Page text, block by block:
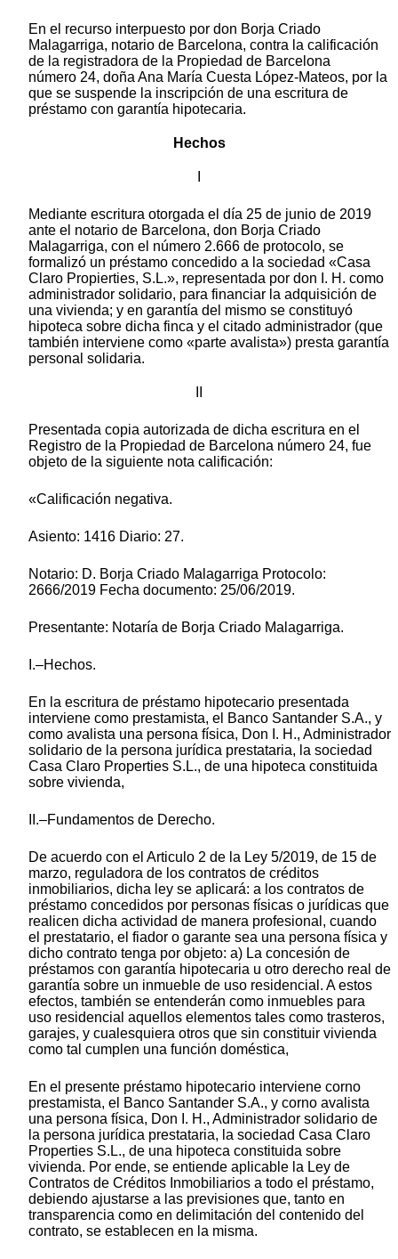
En el recurso interpuesto por don Borja Criado
Malagarriga, notario de Barcelona, contra la calificación
de la registradora de la Propiedad de Barcelona
número 24, doña Ana María Cuesta López-Mateos, por la
que se suspende la inscripción de una escritura de
préstamo con garantía hipotecaria.
Hechos
Mediante escritura otorgada el día 25 de junio de 2019
ante el notario de Barcelona, don Borja Criado
Malagarriga, con el número 2.666 de protocolo, se
formalizó un préstamo concedido a la sociedad «Casa
Claro Propierties, S.L.», representada por don I. H. como
administrador solidario, para financiar la adquisición de
una vivienda; y en garantía del mismo se constituyó
hipoteca sobre dicha finca y el citado administrador (que
también interviene como «parte avalista») presta garantía
personal solidaria.
Presentada copia autorizada de dicha escritura en el
Registro de la Propiedad de Barcelona número 24, fue
objeto de la siguiente nota calificación:
«Calificación negativa.
Asiento: 1416 Diario: 27.
Notario: D. Borja Criado Malagarriga Protocolo:
2666/2019 Fecha documento: 25/06/2019.
Presentante: Notaría de Borja Criado Malagarriga.
I.–Hechos.
En la escritura de préstamo hipotecario presentada
interviene como prestamista, el Banco Santander S.A., y
como avalista una persona física, Don I. H., Administrador
solidario de la persona jurídica prestataria, la sociedad
Casa Claro Properties S.L., de una hipoteca constituida
sobre vivienda,
II.–Fundamentos de Derecho.
De acuerdo con el Articulo 2 de la Ley 5/2019, de 15 de
marzo, reguladora de los contratos de créditos
inmobiliarios, dicha ley se aplicará: a los contratos de
préstamo concedidos por personas físicas o jurídicas que
realicen dicha actividad de manera profesional, cuando
el prestatario, el fiador o garante sea una persona física y
dicho contrato tenga por objeto: a) La concesión de
préstamos con garantía hipotecaria u otro derecho real de
garantía sobre un inmueble de uso residencial. A estos
efectos, también se entenderán como inmuebles para
uso residencial aquellos elementos tales como trasteros,
garajes, y cualesquiera otros que sin constituir vivienda
como tal cumplen una función doméstica,
En el presente préstamo hipotecario interviene corno
prestamista, el Banco Santander S.A., y corno avalista
una persona física, Don I. H., Administrador solidario de
la persona jurídica prestataria, la sociedad Casa Claro
Properties S.L., de una hipoteca constituida sobre
vivienda. Por ende, se entiende aplicable la Ley de
Contratos de Créditos Inmobiliarios a todo el préstamo,
debiendo ajustarse a las previsiones que, tanto en
transparencia como en delimitación del contenido del
contrato, se establecen en la misma.